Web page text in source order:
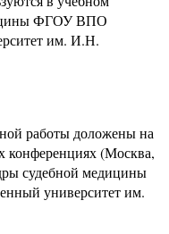
ФГОУ ВПО
им. И.Н.
работы доложены на
конференциях (Москва,
судебной медицины
университет им.